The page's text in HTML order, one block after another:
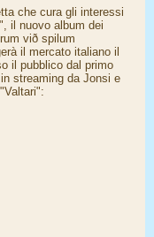
che cura gli interessi
il nuovo album dei
við spilum
il mercato italiano il
il pubblico dal primo
streaming da Jonsi e